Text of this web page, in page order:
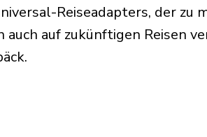
Reiseadapters, der zu
auch auf zukünftigen Reisen